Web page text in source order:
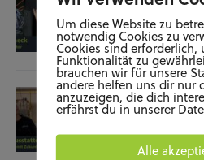
Film-Check “The
04.11.25
SOZIALES
Zukunft?
Um diese Website zu
notwendig Cookies zu
Cookies sind erforderlich,
Funktionalität zu
brauchen wir für unsere
andere helfen uns dir nur
anzuzeigen, die dich
erfährst du in unserer
Alle